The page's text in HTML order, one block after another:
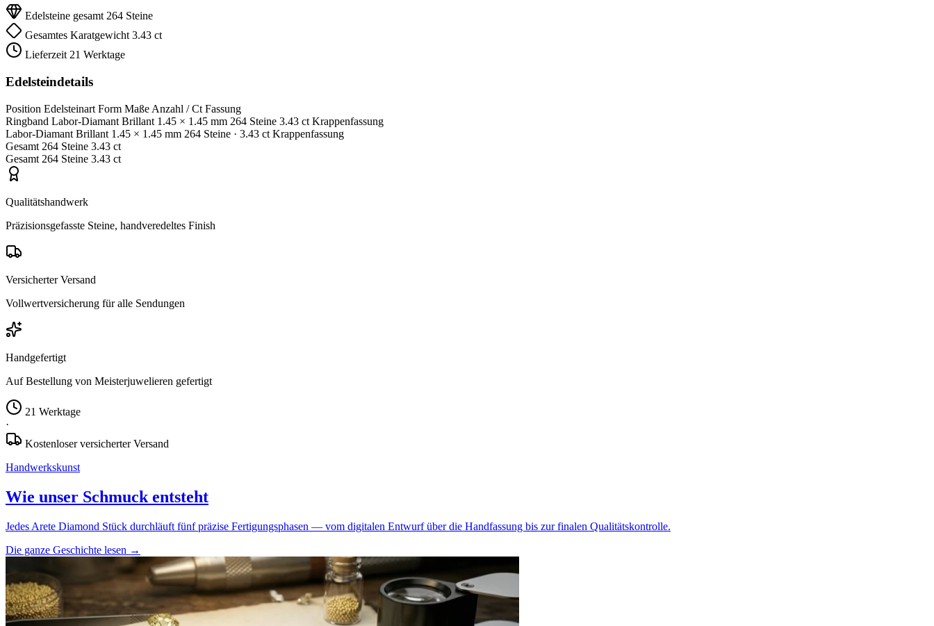
Edelsteine gesamt 264 Steine
Gesamtes Karatgewicht 3.43 ct
Lieferzeit 21 Werktage
Edelsteindetails
Position Edelsteinart Form Maße Anzahl / Ct Fassung
Ringband Labor-Diamant Brillant 1.45 × 1.45 mm 264 Steine 3.43 ct Krappenfassung
Labor-Diamant Brillant 1.45 × 1.45 mm 264 Steine · 3.43 ct Krappenfassung
Gesamt 264 Steine 3.43 ct
Gesamt 264 Steine 3.43 ct
Qualitätshandwerk
Präzisionsgefasste Steine, handveredeltes Finish
Versicherter Versand
Vollwertversicherung für alle Sendungen
Handgefertigt
Auf Bestellung von Meisterjuwelieren gefertigt
21 Werktage
·
Kostenloser versicherter Versand
Handwerkskunst
Wie unser Schmuck entsteht
Jedes Arete Diamond Stück durchläuft fünf präzise Fertigungsphasen — vom digitalen Entwurf über die Handfassung bis zur finalen Qualitätskontrolle.
Die ganze Geschichte lesen →